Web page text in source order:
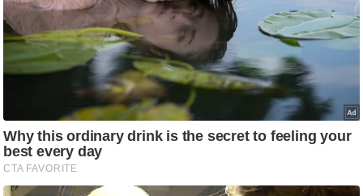
म
यि
क
मा
भू
मि
स्तं
भ